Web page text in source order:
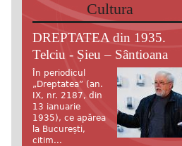
Cultura
DREPTATEA din 1935.
Telciu - Șieu – Sântioana
În periodicul
„Dreptatea” (an.
IX, nr. 2187, din
13 ianuarie
1935), ce apărea
la București,
citim...